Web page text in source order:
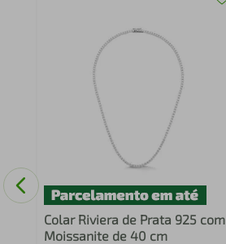
Colar Riviera de Prata 925 com
Moissanite de 40 cm